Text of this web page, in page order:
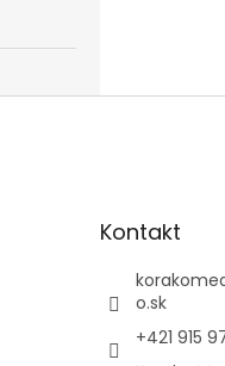
Kontakt
o.sk
+421 915